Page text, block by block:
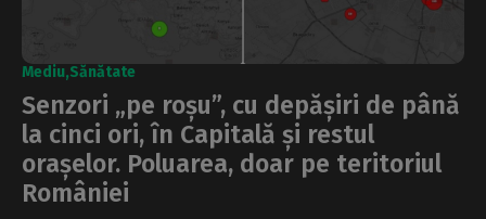
Mediu Sănătate
Senzori „pe roșu”, cu depășiri de până
la cinci ori, în Capitală și restul
orașelor. Poluarea, doar pe teritoriul
României